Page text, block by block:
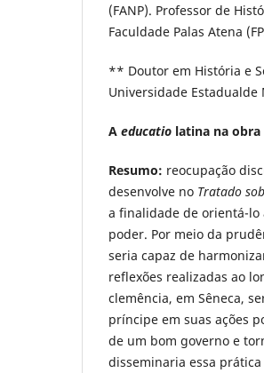
(FANP). Professor de
Faculdade Palas Atena
** Doutor em História e
Universidade Estadualde
A educatio latina na obra
Resumo: reocupação
desenvolve no Tratado
a finalidade de orientá-lo
poder. Por meio da
seria capaz de
reflexões realizadas ao
clemência, em Sêneca,
príncipe em suas ações
de um bom governo e
disseminaria essa